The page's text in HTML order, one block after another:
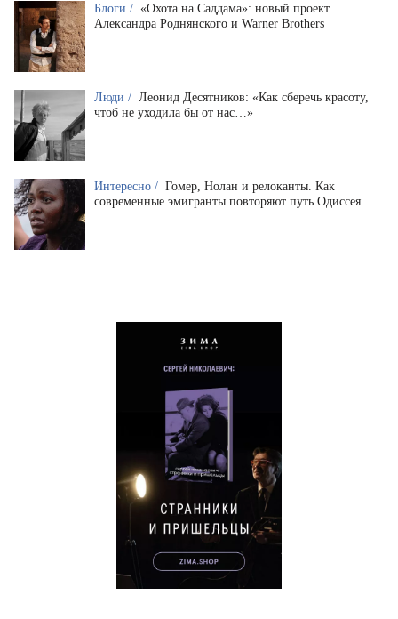
Блоги / «Охота на Саддама»: новый проект
Александра Роднянского и Warner Brothers
Люди / Леонид Десятников: «Как сберечь красоту,
чтоб не уходила бы от нас…»
Интересно / Гомер, Нолан и релоканты. Как
современные эмигранты повторяют путь Одиссея